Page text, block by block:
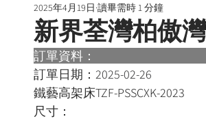
實木床類 櫃-衣櫃 sofa類
床褥類 檯類 櫃-鋼
新界荃灣柏傲
2025年4月19日 讀畢需時 1 分鐘
訂單資料：
訂單日期： 2025-02-26
鐵藝高架床TZF-PSSCXK-2023
尺寸：